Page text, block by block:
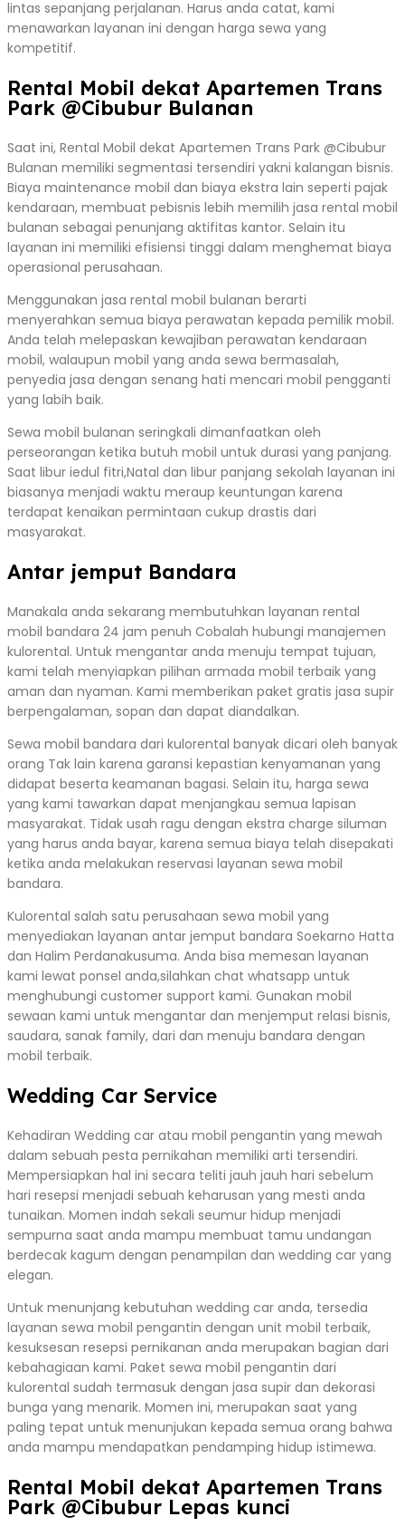
lintas sepanjang perjalanan. Harus anda catat, kami
menawarkan layanan ini dengan harga sewa yang
kompetitif.
Rental Mobil dekat Apartemen Trans
Park @Cibubur Bulanan
Saat ini, Rental Mobil dekat Apartemen Trans Park @Cibubur
Bulanan memiliki segmentasi tersendiri yakni kalangan bisnis.
Biaya maintenance mobil dan biaya ekstra lain seperti pajak
kendaraan, membuat pebisnis lebih memilih jasa rental mobil
bulanan sebagai penunjang aktifitas kantor. Selain itu
layanan ini memiliki efisiensi tinggi dalam menghemat biaya
operasional perusahaan.
Menggunakan jasa rental mobil bulanan berarti
menyerahkan semua biaya perawatan kepada pemilik mobil.
Anda telah melepaskan kewajiban perawatan kendaraan
mobil, walaupun mobil yang anda sewa bermasalah,
penyedia jasa dengan senang hati mencari mobil pengganti
yang labih baik.
Sewa mobil bulanan seringkali dimanfaatkan oleh
perseorangan ketika butuh mobil untuk durasi yang panjang.
Saat libur iedul fitri,Natal dan libur panjang sekolah layanan ini
biasanya menjadi waktu meraup keuntungan karena
terdapat kenaikan permintaan cukup drastis dari
masyarakat.
Antar jemput Bandara
Manakala anda sekarang membutuhkan layanan rental
mobil bandara 24 jam penuh Cobalah hubungi manajemen
kulorental. Untuk mengantar anda menuju tempat tujuan,
kami telah menyiapkan pilihan armada mobil terbaik yang
aman dan nyaman. Kami memberikan paket gratis jasa supir
berpengalaman, sopan dan dapat diandalkan.
Sewa mobil bandara dari kulorental banyak dicari oleh banyak
orang Tak lain karena garansi kepastian kenyamanan yang
didapat beserta keamanan bagasi. Selain itu, harga sewa
yang kami tawarkan dapat menjangkau semua lapisan
masyarakat. Tidak usah ragu dengan ekstra charge siluman
yang harus anda bayar, karena semua biaya telah disepakati
ketika anda melakukan reservasi layanan sewa mobil
bandara.
Kulorental salah satu perusahaan sewa mobil yang
menyediakan layanan antar jemput bandara Soekarno Hatta
dan Halim Perdanakusuma. Anda bisa memesan layanan
kami lewat ponsel anda,silahkan chat whatsapp untuk
menghubungi customer support kami. Gunakan mobil
sewaan kami untuk mengantar dan menjemput relasi bisnis,
saudara, sanak family, dari dan menuju bandara dengan
mobil terbaik.
Wedding Car Service
Kehadiran Wedding car atau mobil pengantin yang mewah
dalam sebuah pesta pernikahan memiliki arti tersendiri.
Mempersiapkan hal ini secara teliti jauh jauh hari sebelum
hari resepsi menjadi sebuah keharusan yang mesti anda
tunaikan. Momen indah sekali seumur hidup menjadi
sempurna saat anda mampu membuat tamu undangan
berdecak kagum dengan penampilan dan wedding car yang
elegan.
Untuk menunjang kebutuhan wedding car anda, tersedia
layanan sewa mobil pengantin dengan unit mobil terbaik,
kesuksesan resepsi pernikanan anda merupakan bagian dari
kebahagiaan kami. Paket sewa mobil pengantin dari
kulorental sudah termasuk dengan jasa supir dan dekorasi
bunga yang menarik. Momen ini, merupakan saat yang
paling tepat untuk menunjukan kepada semua orang bahwa
anda mampu mendapatkan pendamping hidup istimewa.
Rental Mobil dekat Apartemen Trans
Park @Cibubur Lepas kunci